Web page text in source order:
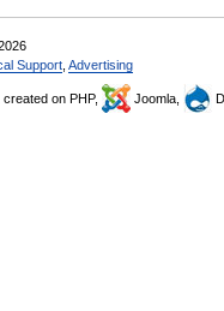
Support Advertising
, created on PHP, Joomla,